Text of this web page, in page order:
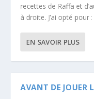
recettes de Raffa et
à droite. J’ai opté pour :
EN SAVOIR PLUS
AVANT DE JOUER